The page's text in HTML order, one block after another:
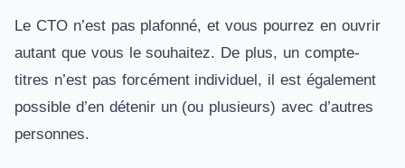
Le CTO n’est pas plafonné, et vous pourrez en ouvrir
autant que vous le souhaitez. De plus, un compte-
titres n’est pas forcément individuel, il est également
possible d’en détenir un (ou plusieurs) avec d’autres
personnes.